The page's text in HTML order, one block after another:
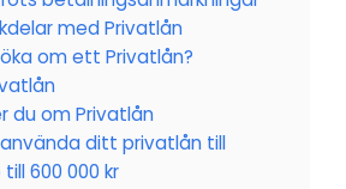
med Privatlån
om ett Privatlån?
du om Privatlån
ditt privatlån till
600 000 kr